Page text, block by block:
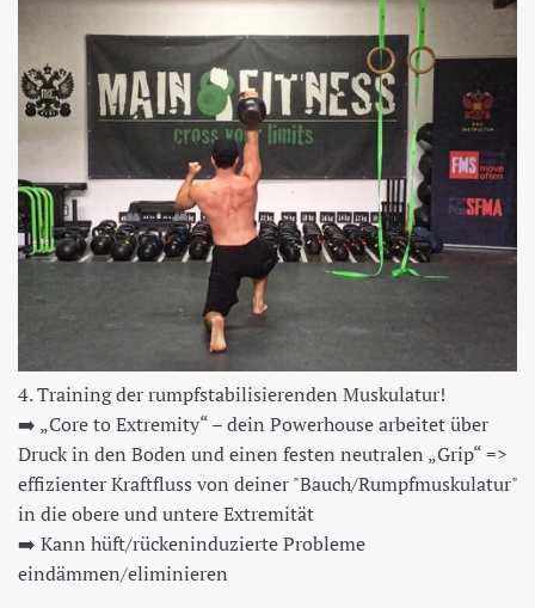
4. Training der rumpfstabilisierenden Muskulatur!
➡️ „Core to Extremity“ – dein Powerhouse arbeitet über
Druck in den Boden und einen festen neutralen „Grip“ =>
effizienter Kraftfluss von deiner "Bauch/Rumpfmuskulatur"
in die obere und untere Extremität
➡️ Kann hüft/rückeninduzierte Probleme
eindämmen/eliminieren